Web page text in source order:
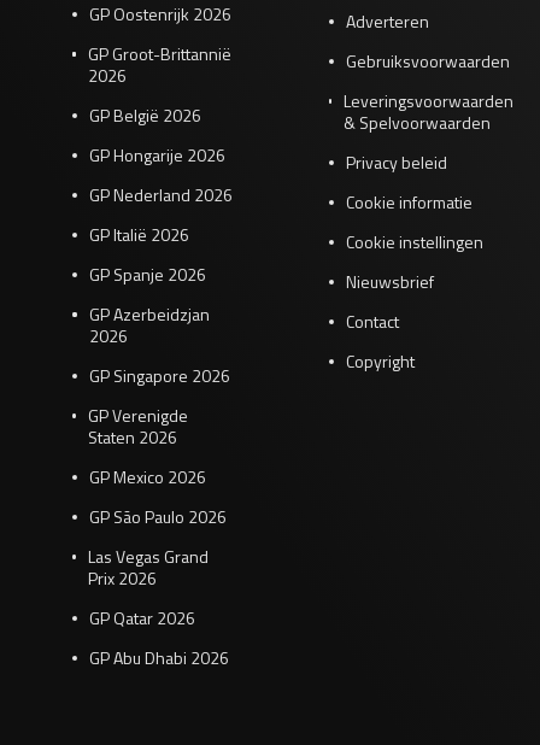
GP Oostenrijk 2026
GP Groot-Brittannië
2026
GP België 2026
GP Hongarije 2026
GP Nederland 2026
GP Italië 2026
GP Spanje 2026
GP Azerbeidzjan
2026
GP Singapore 2026
GP Verenigde
Staten 2026
GP Mexico 2026
GP São Paulo 2026
Las Vegas Grand
Prix 2026
GP Qatar 2026
GP Abu Dhabi 2026
Adverteren
Gebruiksvoorwaarden
Leveringsvoorwaarden
& Spelvoorwaarden
Privacy beleid
Cookie informatie
Cookie instellingen
Nieuwsbrief
Contact
Copyright